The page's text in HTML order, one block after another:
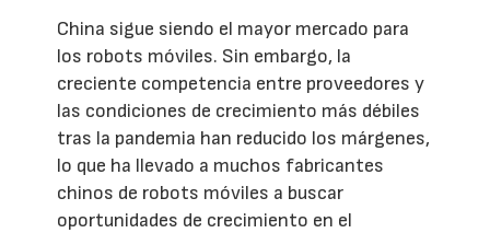
China sigue siendo el mayor mercado para
los robots móviles. Sin embargo, la
creciente competencia entre proveedores y
las condiciones de crecimiento más débiles
tras la pandemia han reducido los márgenes,
lo que ha llevado a muchos fabricantes
chinos de robots móviles a buscar
oportunidades de crecimiento en el